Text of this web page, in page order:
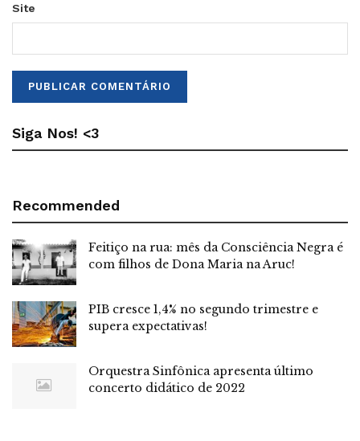
Site
Siga Nos! <3
Recommended
Feitiço na rua: mês da Consciência Negra é
com filhos de Dona Maria na Aruc!
PIB cresce 1,4% no segundo trimestre e
supera expectativas!
Orquestra Sinfônica apresenta último
concerto didático de 2022